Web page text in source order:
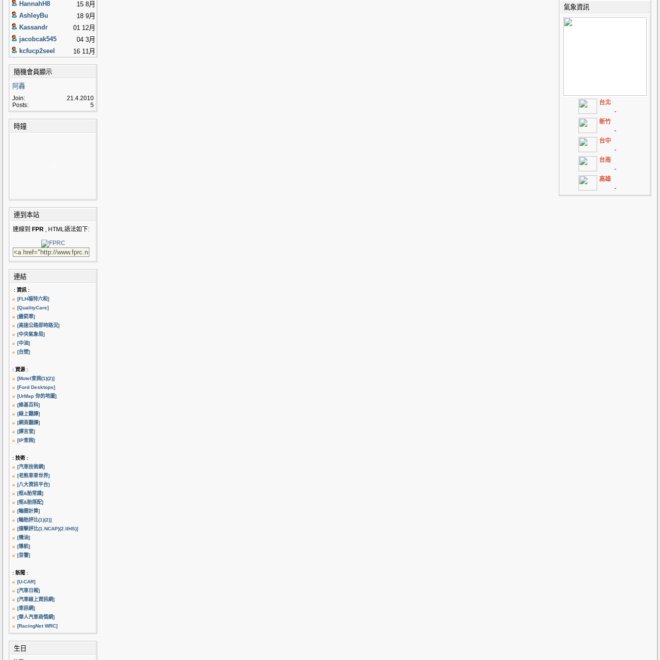
HannahH8
15 8月
AshleyBu
18 9月
Kassandr
01 12月
jacobcak545
04 3月
kcfucp2seel
16 11月
隨機會員顯示
阿轟
Join:
21.4.2010
Posts:
5
時鐘
連到本站
連線到 FPR , HTML語法如下:
連結
: 資訊 :
[FLH福特六和]
[QualityCare]
[繳罰單]
[高速公路即時路況]
[中央氣象局]
[中油]
[台塑]
: 資源 :
[Motel查詢(1)(2)]
[Ford Desktops]
[UrMap 你的地圖]
[維基百科]
[線上翻譯]
[網頁翻譯]
[譯言堂]
[IP查詢]
: 技術 :
[汽車技術網]
[老熊車車世界]
[八大資訊平台]
[框&胎常識]
[框&胎搭配]
[輪圈計算]
[輪胎評比(1)(2)]
[撞擊評比(1.NCAP)(2.IIHS)]
[機油]
[導航]
[音響]
: 新聞 :
[U-CAR]
[汽車日報]
[汽車線上資訊網]
[車訊網]
[華人汽車商情網]
[RacingNet WRC]
生日
氣象資訊
台北
-
新竹
-
台中
-
台南
-
高雄
-